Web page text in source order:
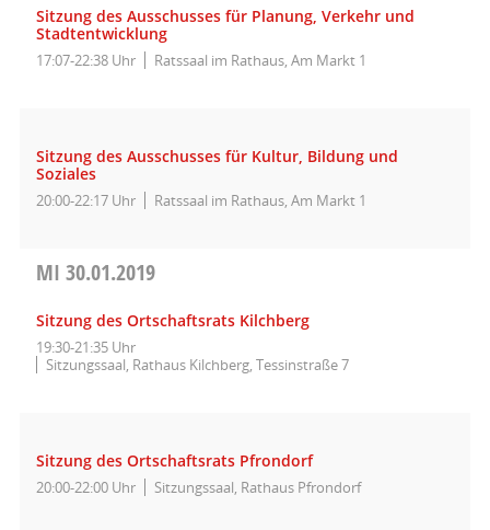
Sitzung des Ausschusses für Planung, Verkehr und
Stadtentwicklung
17:07-22:38 Uhr Ratssaal im Rathaus, Am Markt 1
Sitzung des Ausschusses für Kultur, Bildung und
Soziales
20:00-22:17 Uhr Ratssaal im Rathaus, Am Markt 1
MI 30.01.2019
Sitzung des Ortschaftsrats Kilchberg
19:30-21:35 Uhr
Sitzungssaal, Rathaus Kilchberg, Tessinstraße 7
Sitzung des Ortschaftsrats Pfrondorf
20:00-22:00 Uhr Sitzungssaal, Rathaus Pfrondorf